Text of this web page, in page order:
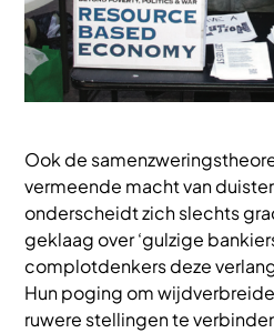
Ook de
vermeende macht van
onderscheidt zich slechts
geklaag over ‘gulzige
complotdenkers deze
Hun poging om
ruwere stellingen te